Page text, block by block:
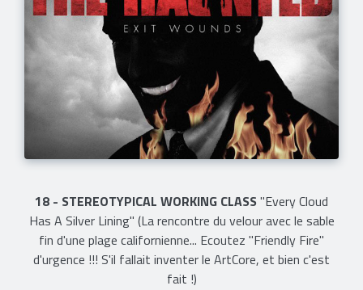
18 - STEREOTYPICAL WORKING CLASS"Every Cloud
Has A Silver Lining" (La rencontre du velour avec le sable
fin d'une plage californienne... Ecoutez "Friendly Fire"
d'urgence !!! S'il fallait inventer le ArtCore, et bien c'est
fait !)